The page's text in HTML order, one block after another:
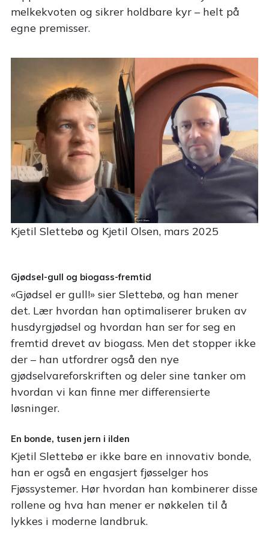
melkekvoten og sikrer holdbare kyr – helt på
egne premisser.
Kjetil Slettebø og Kjetil Olsen, mars 2025
Gjødsel-gull og biogass-fremtid
«Gjødsel er gull!» sier Slettebø, og han mener
det. Lær hvordan han optimaliserer bruken av
husdyrgjødsel og hvordan han ser for seg en
fremtid drevet av biogass. Men det stopper ikke
der – han utfordrer også den nye
gjødselvareforskriften og deler sine tanker om
hvordan vi kan finne mer differensierte
løsninger.
En bonde, tusen jern i ilden
Kjetil Slettebø er ikke bare en innovativ bonde,
han er også en engasjert fjøsselger hos
Fjøssystemer. Hør hvordan han kombinerer disse
rollene og hva han mener er nøkkelen til å
lykkes i moderne landbruk.